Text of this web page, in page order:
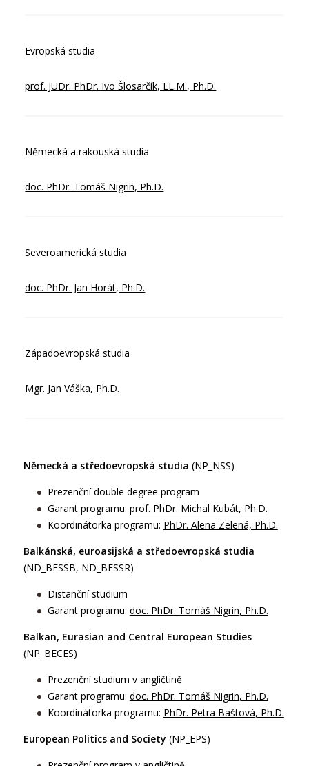
Evropská studia
prof. JUDr. PhDr. Ivo Šlosarčík, LL.M., Ph.D.
Německá a rakouská studia
doc. PhDr. Tomáš Nigrin, Ph.D.
Severoamerická studia
doc. PhDr. Jan Horát, Ph.D.
Západoevropská studia
Mgr. Jan Váška, Ph.D.
Německá a středoevropská studia(NP_NSS)
Prezenční double degree program
Garant programu: prof. PhDr. Michal Kubát, Ph.D.
Koordinátorka programu: PhDr. Alena Zelená, Ph.D.
Balkánská, euroasijská a středoevropská studia
(ND_BESSB, ND_BESSR)
Distanční studium
Garant programu: doc. PhDr. Tomáš Nigrin, Ph.D.
Balkan, Eurasian and Central European Studies
(NP_BECES)
Prezenční studium v angličtině
Garant programu: doc. PhDr. Tomáš Nigrin, Ph.D.
Koordinátorka programu: PhDr. Petra Baštová, Ph.D.
European Politics and Society(NP_EPS)